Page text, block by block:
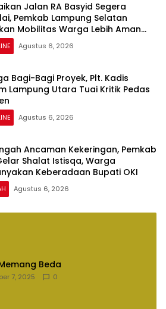
Jalan RA Basyid Segera
Pemkab Lampung Selatan
Mobilitas Warga Lebih Aman
Agustus 6, 2026
Bagi-Bagi Proyek, Plt. Kadis
Lampung Utara Tuai Kritik Pedas
Agustus 6, 2026
Ancaman Kekeringan, Pemkab
Shalat Istisqa, Warga
Keberadaan Bupati OKI
Agustus 6, 2026
Beda
7, 2025 0